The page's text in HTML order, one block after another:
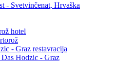
- Svetvinčenat, Hrvaška
Hodzic - Graz